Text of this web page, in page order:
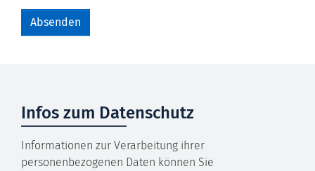
Infos zum Datenschutz
Informationen zur Verarbeitung ihrer
personenbezogenen Daten können Sie